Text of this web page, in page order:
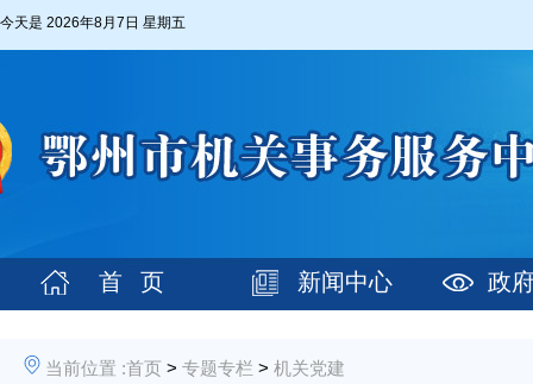
今天是 2026年8月7日 星期五
首 页 新闻中心 政
当前位置 :首页 > 专题专栏 > 机关党建